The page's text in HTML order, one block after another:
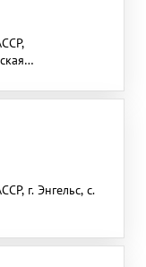
г. Энгельс, с.